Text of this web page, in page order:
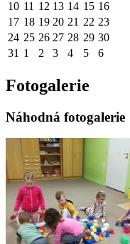
10 11 12 13 14 15 16
17 18 19 20 21 22 23
24 25 26 27 28 29 30
31 1 2 3 4 5 6
Fotogalerie
Náhodná fotogalerie